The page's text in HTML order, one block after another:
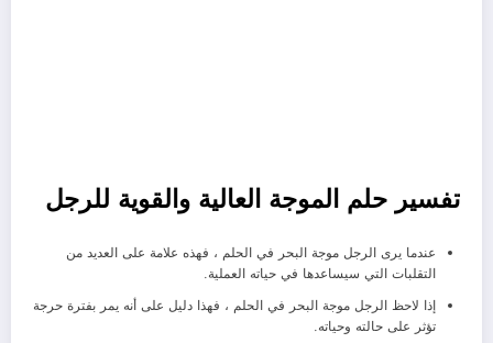
تفسير حلم الموجة العالية والقوية للرجل
عندما يرى الرجل موجة البحر في الحلم ، فهذه علامة على العديد من
التقلبات التي سيساعدها في حياته العملية.
إذا لاحظ الرجل موجة البحر في الحلم ، فهذا دليل على أنه يمر بفترة حرجة
تؤثر على حالته وحياته.